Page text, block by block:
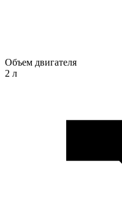
Объем двигателя
2 л